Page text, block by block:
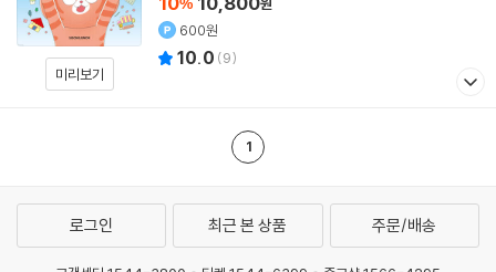
미리보기
600원
10.0 (9)
1
로그인 최근 본 상품 주문/배송